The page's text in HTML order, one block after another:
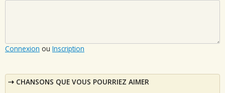
Connexion ou Inscription
CHANSONS QUE VOUS POURRIEZ AIMER